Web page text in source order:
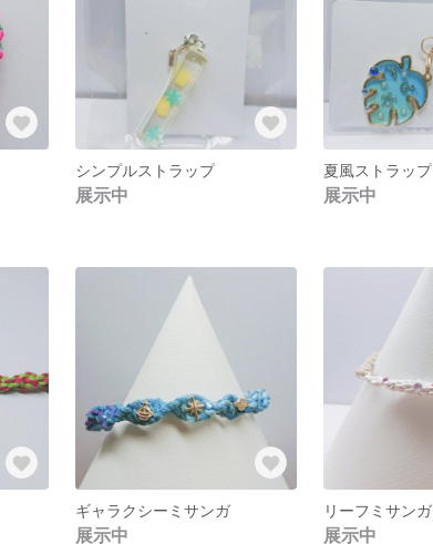
シンプルストラップ
展示中
夏風ストラップ
展示中
ギャラクシーミサンガ
展示中
リーフミサンガ
展示中